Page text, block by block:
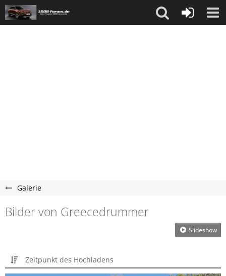
Galerie
Bilder von Greecedrummer
Slideshow
Zeitpunkt des Hochladens